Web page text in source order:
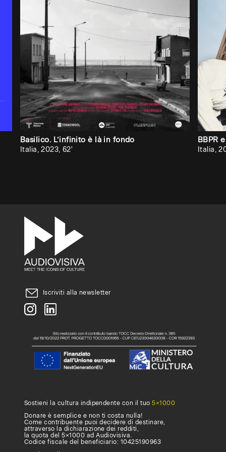
Basilico. L’infinito è là in fondo
Italia, 2023, 62'
BBPR
Italia,
Iscriviti alla newsletter
Sostieni la cultura indipendente con il tuo5×1000
Donare è semplice e non ti costa nulla!
Come contribuente puoi decidere di destinare,
attraverso la dichiarazione dei redditi,
la quota del 5×1000 ad Audiovisiva.
Codice fiscale del beneficiario: 10425190963
vuoi
che
Audiovisiva
inviti
la
tua
università,
accademia
o
attivare
un
abbonamento,
compila
questo
form.